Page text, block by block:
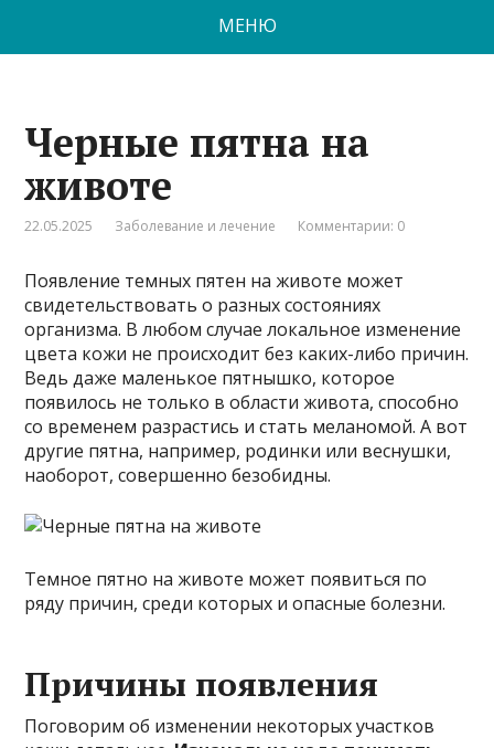
МЕНЮ
Черные пятна на
животе
22.05.2025 Заболевание и лечение Комментарии: 0
Появление темных пятен на животе может
свидетельствовать о разных состояниях
организма. В любом случае локальное изменение
цвета кожи не происходит без каких-либо причин.
Ведь даже маленькое пятнышко, которое
появилось не только в области живота, способно
со временем разрастись и стать меланомой. А вот
другие пятна, например, родинки или веснушки,
наоборот, совершенно безобидны.
Темное пятно на животе может появиться по
ряду причин, среди которых и опасные болезни.
Причины появления
Поговорим об изменении некоторых участков